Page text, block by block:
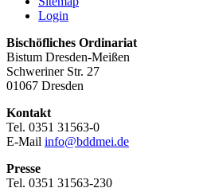
Login
Bischöfliches Ordinariat
Bistum Dresden-Meißen
Schweriner Str. 27
01067 Dresden
Kontakt
Tel. 0351 31563-0
E-Mail info@bddmei.de
Presse
Tel. 0351 31563-230